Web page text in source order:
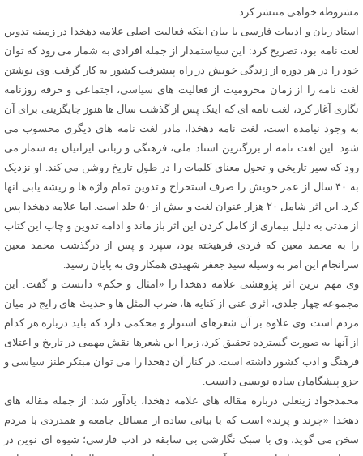
مشروطه خواهی منتشر کرد.
استاد زبان و ادبیات فارسی با بیان اینکه فعالیت اصلی علامه دهخدا در زمینه تدوین
لغت نامه بود، تصریح کرد: این سیاستمدار از جمله افرادی به شمار می رود که توان
خود را در هر دوره از زندگی خویش در راه پیشرفت کشور به کار گرفت. وی نوشتن
لغت نامه را از زمان محرومیت از فعالیت های سیاسی، اجتماعی و حرفه روزنامه
نگاری آغاز کرد، لغت نامه ای که اینک پس از گذشت سال ها هنوز جایگزینی برای آن
به وجود نیامده است، لغت نامه دهخدا، مادر لغت نامه های دیگری محسوب می
شود. این لغت نامه از بزرگترین اسناد ملی، فرهنگی و زبانی ایرانیان به شمار می
رود که سیر تاریخی و تحول معنای کلمات را در طول تاریخ روشن می کند. او نزدیک
به ۴۰ سال از عمر خویش را صرف استخراج و تدوین تمام واژه ها و ریشه یابی آنها
کرد. این اثر شامل ۲۰ هزار عنوان لغت و بیش از ۵۰ جلد است. اما علامه دهخدا پس
از مدتی به دلیل بیماری از کامل کردن این اثر باز ماند و ادامه تدوین و چاپ این کتاب
را به محمد معین که فردی فرهیخته بود، سپرد و پس از درگذشت محمد معین
سرانجام این امر به وسیله سید جعفر شهیدی همکار وی به پایان رسید.
وی مهم ترین اثر پژوهشی علامه دهخدا را «امثال و حکم» دانست و گفت: این
مجموعه چهار جلدی، اثری غنی از کنایه ها، ضرب المثل ها و حدیث های رایج در میان
مردم است. وی علاوه بر آن شعرهای استوار و محکمی دارد که باید درباره هر کدام
از آنها به صورت گسترده تحقیق کرد، زیرا این شعرها نقش مهمی در تاریخ و اعتلای
فرهنگ و ادب کشور داشته است. در کنار آن دهخدا را می توان مبتکر طنز سیاسی و
جزو پیشگامان ساده نویسی دانست.
محمدجواد زینعلی درباره مقاله های علامه دهخدا، یادآور شد: از جمله مقاله های
دهخدا «چرند و پرند» است که با بیانی ساده از مسائل جامعه و همدردی با مردم
سخن می گوید، وی با سبک نگارشی بی سابقه در ادب فارسی؛ شیوه ای نوین در